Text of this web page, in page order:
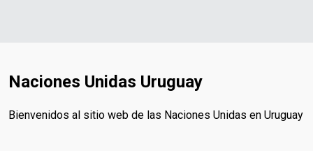
Naciones Unidas Uruguay
Bienvenidos al sitio web de las Naciones Unidas en Uruguay